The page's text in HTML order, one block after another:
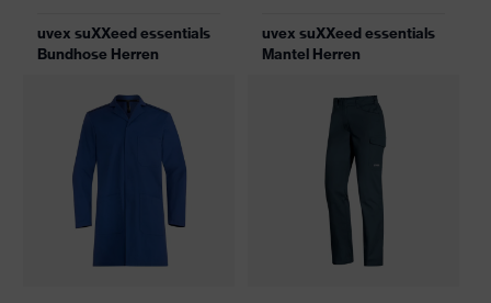
uvex suXXeed essentials
Bundhose Herren
uvex suXXeed essentials
Mantel Herren